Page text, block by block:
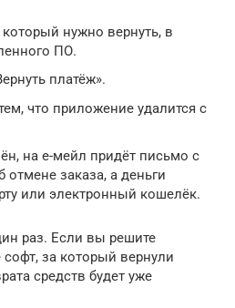
нужно вернуть, в
ПО.
платёж».
что приложение удалится с
на е-мейл придёт письмо с
заказа, а деньги
или электронный кошелёк.
раз. Если вы решите
за который вернули
средств будет уже